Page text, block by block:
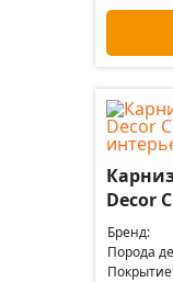
Decor
Бренд:
Порода